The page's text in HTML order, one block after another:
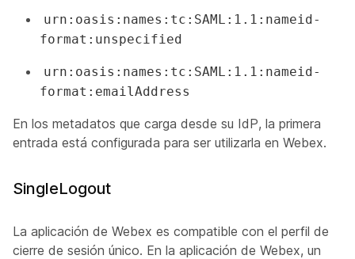
urn:oasis:names:tc:SAML:1.1:nameid-
format:unspecified
urn:oasis:names:tc:SAML:1.1:nameid-
format:emailAddress
En los metadatos que carga desde su IdP, la primera
entrada está configurada para ser utilizarla en Webex.
SingleLogout
La aplicación de Webex es compatible con el perfil de
cierre de sesión único. En la aplicación de Webex, un